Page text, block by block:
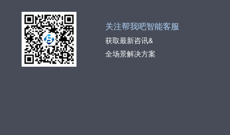
关注帮我吧智能客服
获取最新咨讯&
全场景解决方案